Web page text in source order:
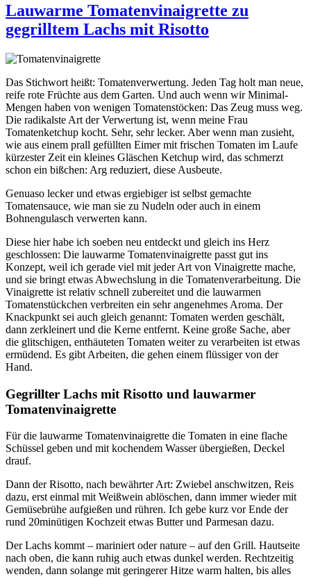
Lauwarme Tomatenvinaigrette zu
gegrilltem Lachs mit Risotto
Das Stichwort heißt: Tomatenverwertung. Jeden Tag holt man neue,
reife rote Früchte aus dem Garten. Und auch wenn wir Minimal-
Mengen haben von wenigen Tomatenstöcken: Das Zeug muss weg.
Die radikalste Art der Verwertung ist, wenn meine Frau
Tomatenketchup kocht. Sehr, sehr lecker. Aber wenn man zusieht,
wie aus einem prall gefüllten Eimer mit frischen Tomaten im Laufe
kürzester Zeit ein kleines Gläschen Ketchup wird, das schmerzt
schon ein bißchen: Arg reduziert, diese Ausbeute.
Genuaso lecker und etwas ergiebiger ist selbst gemachte
Tomatensauce, wie man sie zu Nudeln oder auch in einem
Bohnengulasch verwerten kann.
Diese hier habe ich soeben neu entdeckt und gleich ins Herz
geschlossen: Die lauwarme Tomatenvinaigrette passt gut ins
Konzept, weil ich gerade viel mit jeder Art von Vinaigrette mache,
und sie bringt etwas Abwechslung in die Tomatenverarbeitung. Die
Vinaigrette ist relativ schnell zubereitet und die lauwarmen
Tomatenstückchen verbreiten ein sehr angenehmes Aroma. Der
Knackpunkt sei auch gleich genannt: Tomaten werden geschält,
dann zerkleinert und die Kerne entfernt. Keine große Sache, aber
die glitschigen, enthäuteten Tomaten weiter zu verarbeiten ist etwas
ermüdend. Es gibt Arbeiten, die gehen einem flüssiger von der
Hand.
Gegrillter Lachs mit Risotto und lauwarmer
Tomatenvinaigrette
Für die lauwarme Tomatenvinaigrette die Tomaten in eine flache
Schüssel geben und mit kochendem Wasser übergießen, Deckel
drauf.
Dann der Risotto, nach bewährter Art: Zwiebel anschwitzen, Reis
dazu, erst einmal mit Weißwein ablöschen, dann immer wieder mit
Gemüsebrühe aufgießen und rühren. Ich gebe kurz vor Ende der
rund 20minütigen Kochzeit etwas Butter und Parmesan dazu.
Der Lachs kommt – mariniert oder nature – auf den Grill. Hautseite
nach oben, die kann ruhig auch etwas dunkel werden. Rechtzeitig
wenden, dann solange mit geringerer Hitze warm halten, bis alles